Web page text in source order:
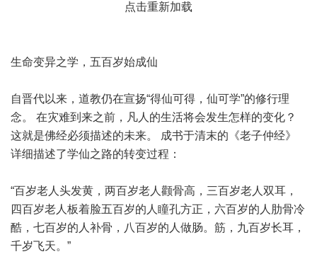
点击重新加载
生命变异之学，五百岁始成仙
自晋代以来，道教仍在宣扬“得仙可得，仙可学”的修行理
念。 在灾难到来之前，凡人的生活将会发生怎样的变化？
这就是佛经必须描述的未来。 成书于清末的《老子仲经》
详细描述了学仙之路的转变过程：
“百岁老人头发黄，两百岁老人颧骨高，三百岁老人双耳，
四百岁老人板着脸五百岁的人瞳孔方正，六百岁的人肋骨冷
酷，七百岁的人补骨，八百岁的人做肠。筋，九百岁长耳，
千岁飞天。”